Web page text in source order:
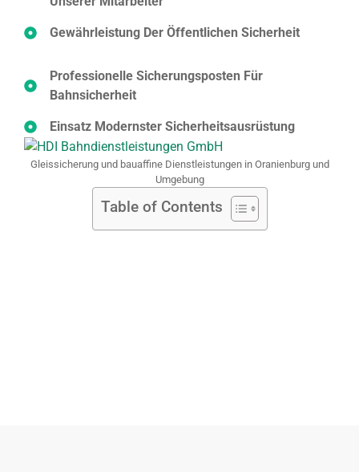
Gewährleistung Der Öffentlichen Sicherheit
Professionelle Sicherungsposten Für
Bahnsicherheit
Einsatz Modernster Sicherheitsausrüstung
Gleissicherung und bauaffine Dienstleistungen in Oranienburg und
Umgebung
Table of Contents